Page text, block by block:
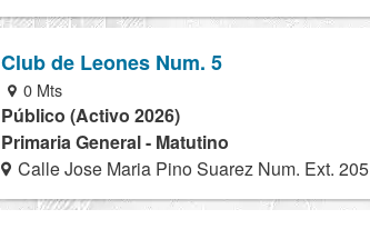
Club de Leones Num. 5
0 Mts
Público (Activo 2026)
Primaria General - Matutino
Calle Jose Maria Pino Suarez Num. Ext. 205